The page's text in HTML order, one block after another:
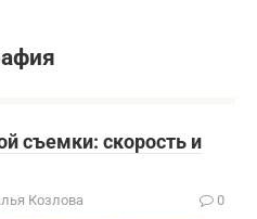
съемки: скорость и
Козлова 0